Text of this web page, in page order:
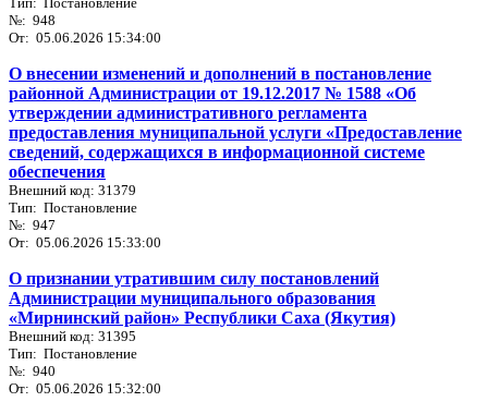
№: 948
От: 05.06.2026 15:34:00
О внесении изменений и дополнений в постановление
районной Администрации от 19.12.2017 № 1588 «Об
утверждении административного регламента
предоставления муниципальной услуги «Предоставление
сведений, содержащихся в информационной системе
обеспечения
Внешний код: 31379
Тип: Постановление
№: 947
От: 05.06.2026 15:33:00
О признании утратившим силу постановлений
Администрации муниципального образования
«Мирнинский район» Республики Саха (Якутия)
Внешний код: 31395
Тип: Постановление
№: 940
От: 05.06.2026 15:32:00